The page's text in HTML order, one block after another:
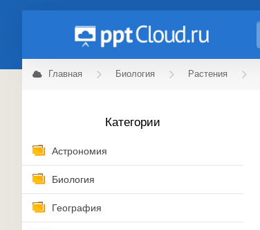
Главная Биология Растения
Категории
Астрономия
Биология
География